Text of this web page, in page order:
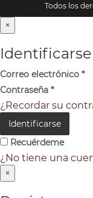
Todos los
×
Identificarse
Correo electrónico *
Contraseña *
¿Recordar su
Identificarse
Recuérdeme
¿No tiene una
×